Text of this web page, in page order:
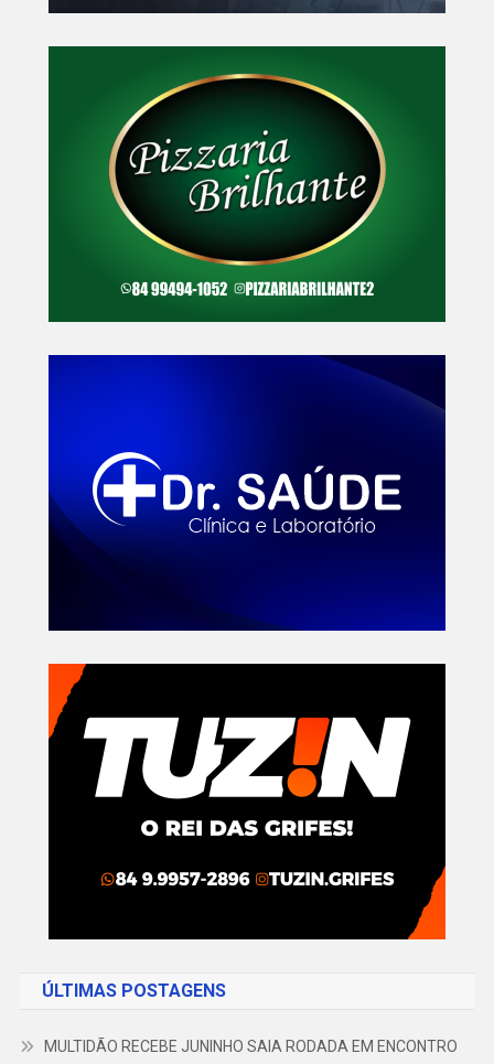
ÚLTIMAS POSTAGENS
MULTIDÃO RECEBE JUNINHO SAIA RODADA EM ENCONTRO